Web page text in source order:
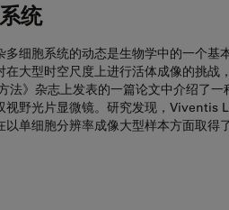
统
多细胞系统的动态是生物学中的一个基本
在大型时空尺度上进行活体成像的挑战
方法》杂志上发表的一篇论文中介绍了一
视野光片显微镜。研究发现，Viventis
以单细胞分辨率成像大型样本方面取得